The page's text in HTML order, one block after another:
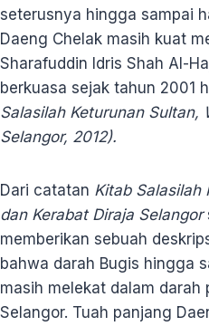
seterusnya hingga sampai
Daeng Chelak masih kuat
Sharafuddin Idris Shah Al-
berkuasa sejak tahun 2001
Salasilah Keturunan Sultan,
Selangor, 2012).
Dari catatan Kitab Salasilah
dan Kerabat Diraja Selangor
memberikan sebuah
bahwa darah Bugis hingga
masih melekat dalam darah
Selangor. Tuah panjang